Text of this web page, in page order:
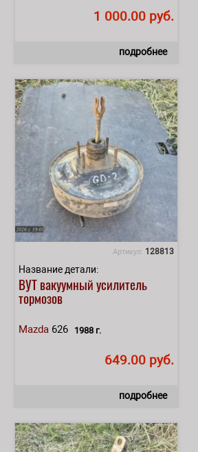
1 000.00 руб.
подробнее
Артикул: 128813
Название детали:
ВУТ вакуумный усилитель
тормозов
Mazda 626 1988 г.
649.00 руб.
подробнее